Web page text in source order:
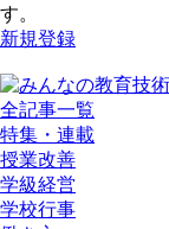
す。
新規登録
全記事一覧
特集・連載
授業改善
学級経営
学校行事